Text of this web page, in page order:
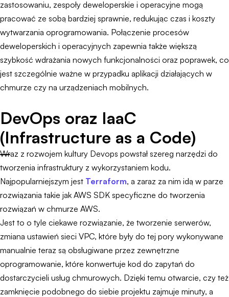
zastosowaniu, zespoły deweloperskie i operacyjne mogą
pracować ze sobą bardziej sprawnie, redukując czas i koszty
wytwarzania oprogramowania. Połączenie procesów
deweloperskich i operacyjnych zapewnia także większą
szybkość wdrażania nowych funkcjonalności oraz poprawek, co
jest szczególnie ważne w przypadku aplikacji działających w
chmurze czy na urządzeniach mobilnych.
DevOps oraz IaaC
(Infrastructure as a Code)
Wraz z rozwojem kultury Devops powstał szereg narzędzi do
tworzenia infrastruktury z wykorzystaniem kodu.
Najpopularniejszym jest Terraform, a zaraz za nim idą w parze
rozwiązania takie jak AWS SDK specyficzne do tworzenia
rozwiązań w chmurze AWS.
Jest to o tyle ciekawe rozwiązanie, że tworzenie serwerów,
zmiana ustawień sieci VPC, które były do tej pory wykonywane
manualnie teraz są obsługiwane przez zewnętrzne
oprogramowanie, które konwertuje kod do zapytań do
dostarczycieli usług chmurowych. Dzięki temu otwarcie, czy też
zamknięcie podobnego do siebie projektu zajmuje minuty, a